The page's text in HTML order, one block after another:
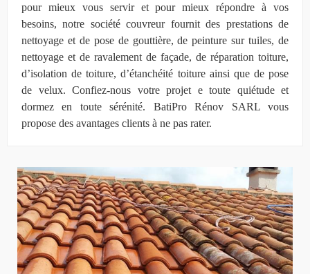
pour mieux vous servir et pour mieux répondre à vos
besoins, notre société couvreur fournit des prestations de
nettoyage et de pose de gouttière, de peinture sur tuiles, de
nettoyage et de ravalement de façade, de réparation toiture,
d’isolation de toiture, d’étanchéité toiture ainsi que de pose
de velux. Confiez-nous votre projet e toute quiétude et
dormez en toute sérénité. BatiPro Rénov SARL vous
propose des avantages clients à ne pas rater.